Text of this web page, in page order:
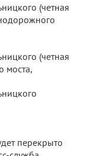
(четная
(четная
моста,
перекрыто